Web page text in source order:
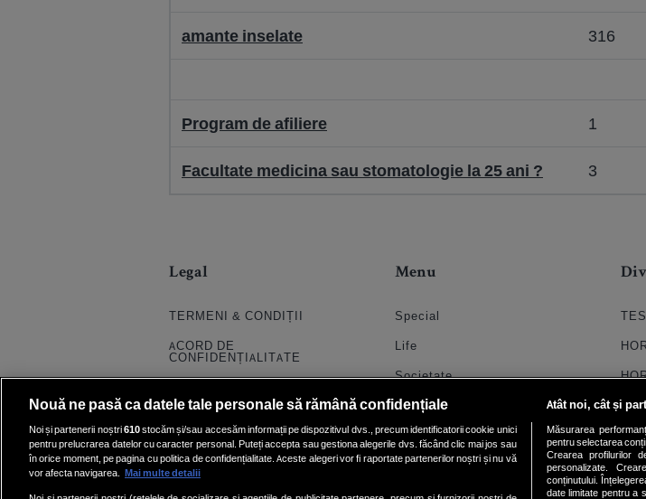
amante inselate 316
Program de afiliere 1
Facultate medicina sau stomatologie la 25 ani ? 3
Legal
TERMENI & CONDIȚII
ACORD DE
CONFIDENȚIALITATE
PRELUCRAREA DATELOR
CONTACT
SETĂRI COOKIE
Menu
Special
Life
Societate
Stil
Horoscop
Quiz
Echipa
Nouă ne pasă ca datele tale personale să rămână confidențiale
Noi și partenerii noștri610stocăm și/sau accesăm informații pe dispozitivul dvs., precum identificatorii cookie unici
pentru prelucrarea datelor cu caracter personal. Puteți accepta sau gestiona alegerile dvs. făcând clic mai jos sau
în orice moment, pe pagina cu politica de confidențialitate. Aceste alegeri vor fi raportate partenerilor noștri și nu vă
vor afecta navigarea. Mai multe detalii
Atât noi, cât și
Măsurarea
pentru selectarea
Crearea profilurilor
personalizate.
conținutului.
date limitate pentru a